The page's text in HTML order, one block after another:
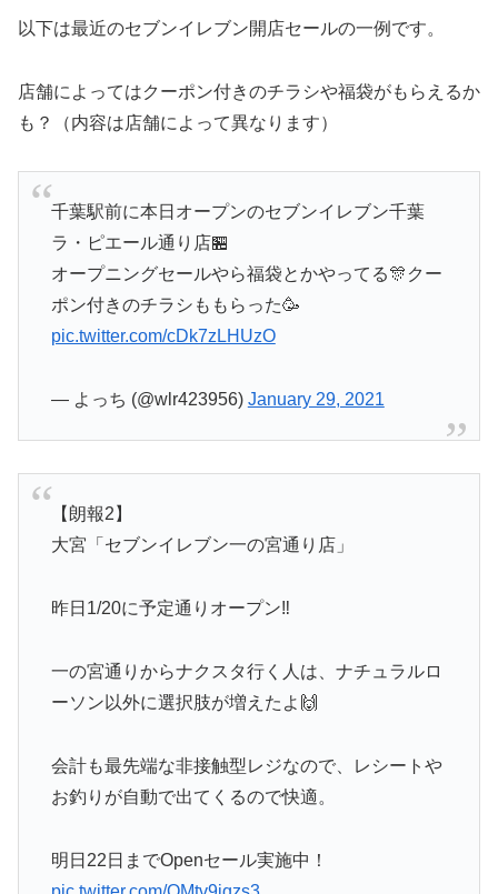
以下は最近のセブンイレブン開店セールの一例です。
店舗によってはクーポン付きのチラシや福袋がもらえるか
も？（内容は店舗によって異なります）
千葉駅前に本日オープンのセブンイレブン千葉
ラ・ピエール通り店🏪
オープニングセールやら福袋とかやってる🎊クー
ポン付きのチラシももらった🥳
pic.twitter.com/cDk7zLHUzO
— よっち (@wlr423956) January 29, 2021
【朗報2】
大宮「セブンイレブン一の宮通り店」
昨日1/20に予定通りオープン‼️
一の宮通りからナクスタ行く人は、ナチュラルロ
ーソン以外に選択肢が増えたよ🙌
会計も最先端な非接触型レジなので、レシートや
お釣りが自動で出てくるので快適。
明日22日までOpenセール実施中！